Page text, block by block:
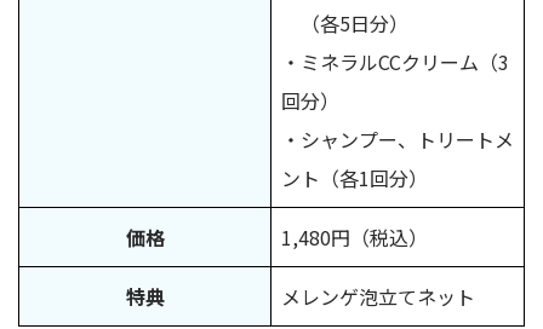
（各5日分）
・ミネラルCCクリーム（3
回分）
・シャンプー、トリートメ
ント（各1回分）
価格 1,480円（税込）
特典
メレンゲ泡立てネット